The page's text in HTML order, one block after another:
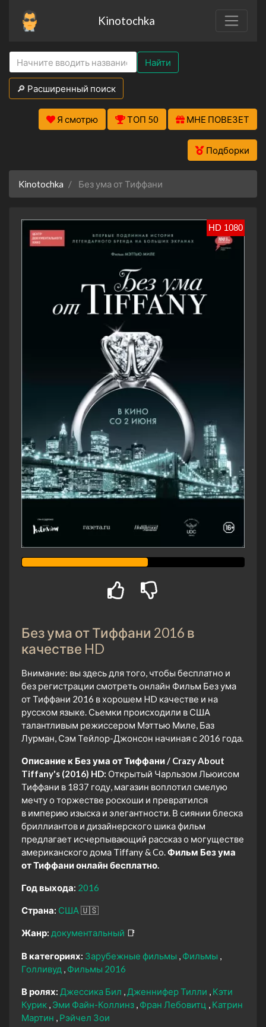
Kinotochka
Найти
🔎 Расширенный поиск
Я смотрю ТОП 50 МНЕ ПОВЕЗЕТ
Подборки
Kinotochka Без ума от Тиффани
HD 1080
Без ума от Тиффани 2016 в
качестве HD
Внимание: вы здесь для того, чтобы бесплатно и
без регистрации смотреть онлайн Фильм Без ума
от Тиффани 2016 в хорошем HD качестве и на
русском языке. Сьемки происходили в США
талантливым режиссером Мэттью Миле, Баз
Лурман, Сэм Тейлор-Джонсон начиная с 2016 года.
Описание к Без ума от Тиффани / Crazy About
Tiffany's (2016) HD: Открытый Чарльзом Льюисом
Тиффани в 1837 году, магазин воплотил смелую
мечту о торжестве роскоши и превратился
в империю изыска и элегантности. В сиянии блеска
бриллиантов и дизайнерского шика фильм
предлагает исчерпывающий рассказ о могуществе
американского дома Tiffany & Co.Фильм Без ума
от Тиффани онлайн бесплатно.
Год выхода: 2016
Страна: США🇺🇸
Жанр: документальный 📑
В категориях: Зарубежные фильмы
Фильмы
Голливуд
Фильмы 2016
В ролях: Джессика Бил Дженнифер Тилли
Кэти
Курик Эми Файн-Коллинз Фран Лебовитц
Катрин
Мартин
Рэйчел Зои